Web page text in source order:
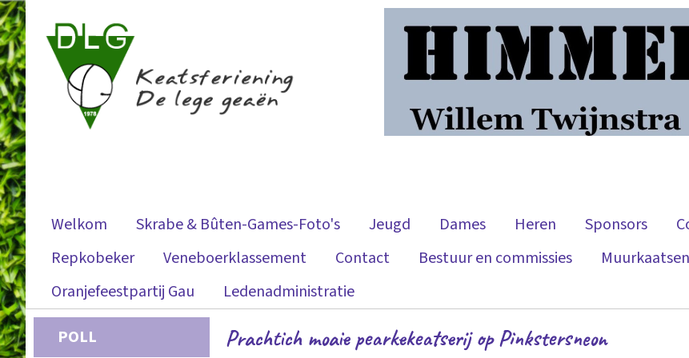
Welkom Skrabe & Bûten-Games-Foto's Jeugd Dames Heren Sponsors
Repkobeker
Veneboerklassement Contact Bestuur en commissies Muurkaatsen
Oranjefeestpartij Gau
Ledenadministratie
POLL Prachtich moaie pearkekeatserij op Pinkstersneon